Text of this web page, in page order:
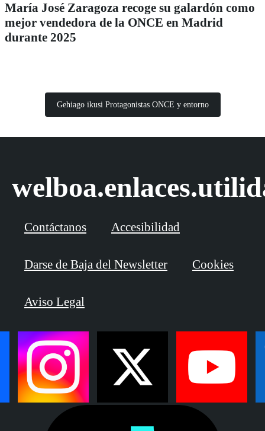
María José Zaragoza recoge su galardón como
mejor vendedora de la ONCE en Madrid
durante 2025
Gehiago ikusi Protagonistas ONCE y entorno
Contáctanos Accesibilidad
Darse de Baja del Newsletter Cookies
Aviso Legal